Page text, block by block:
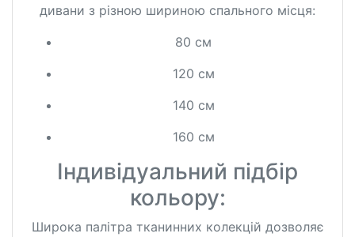
дивани з різною шириною спального місця:
80 см
120 см
140 см
160 см
Індивідуальний підбір
кольору:
Широка палітра тканинних колекцій дозволяє